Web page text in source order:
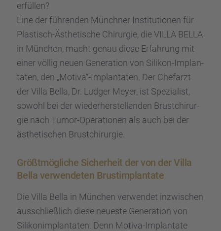
erfül­len?
Eine der führen­den Münch­ner Insti­tu­tio­nen für
Plastisch-Ästhe­ti­sche Chirur­gie, die VILLA BELLA
in München, macht genau diese Erfah­rung mit
einer völlig neuen Genera­tion von Silikon-Implan­
ta­ten, den „Motiva“-Implantaten. Der Chefarzt
der Villa Bella, Dr. Ludger Meyer, ist Spezia­list,
sowohl bei der wieder­her­stel­len­den Brust­chir­ur­
gie nach Tumor-Opera­tio­nen als auch bei der
ästhe­ti­schen Brust­chir­ur­gie.
Größt­mög­li­che Sicher­heit der von der Villa
Bella verwen­de­ten Brust­im­plan­tate
Die Villa Bella in München verwen­det inzwi­schen
ausschließ­lich diese neueste Genera­tion von
Silikon­im­plan­ta­ten. Denn Motiva-Implan­tate